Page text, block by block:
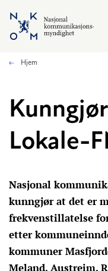
Hopp til hovedinnhold
Hjem
Lokale-
Nasjonal
kunngjør at det er
frekvenstillatelse
etter
kommuner
Meland, Austreim,